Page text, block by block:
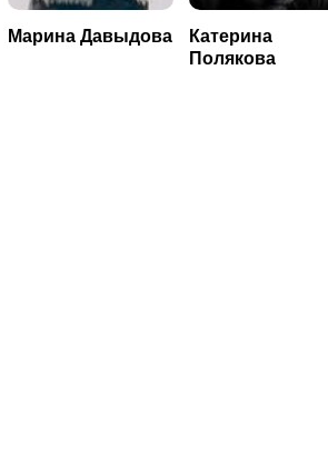
Марина Давыдова
Катерина
Полякова